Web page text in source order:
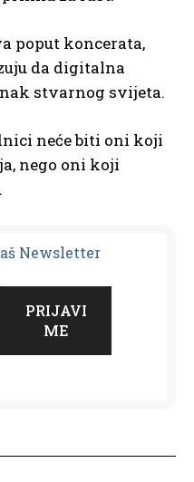
poput koncerata,
da digitalna
stvarnog svijeta.
neće biti oni koji
nego oni koji
Newsletter